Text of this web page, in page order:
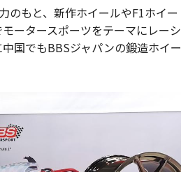
のもと、新作ホイールやF1ホイー
ータースポーツをテーマにレーシ
国でもBBSジャパンの鍛造ホイー